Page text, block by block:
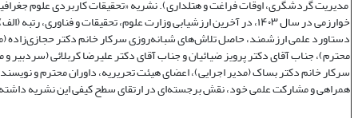
مدیریت گردشگری، اوقات فراغت و هتلداری). نشریه «تحقیقات کاربردی علوم
خوارزمی در سال ۱۴۰۳، در آخرین ارزشیابی وزارت علوم، تحقیقات و فناوری،
دستاورد علمی ارزشمند، حاصل تلاش‌های شبانه‌روزی سرکار خانم دکتر حجازی‌زاده
محترم)، جناب آقای دکتر پرویز ضیائیان و جناب آقای دکتر علیرضا کربلائی (سردبیر
سرکار خانم دکتر بساک (مدیر اجرایی)، اعضای هیئت تحریریه، داوران محترم و
همراهی و مشارکت علمی خود، نقش برجسته‌ای در ارتقای سطح کیفی این نشریه